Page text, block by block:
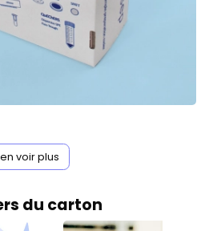
en voir plus
du carton